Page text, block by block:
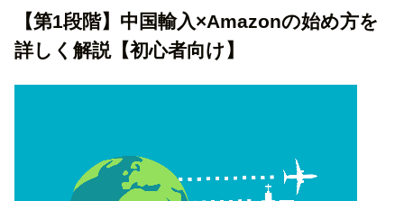
【第1段階】中国輸入×Amazonの始め方を
詳しく解説【初心者向け】